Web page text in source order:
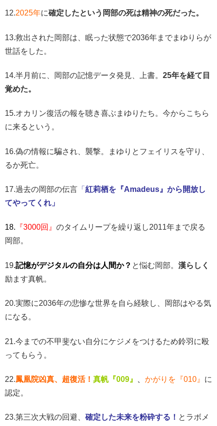
12.2025年に確定したという岡部の死は精神の死だった。
13.救出された岡部は、眠った状態で2036年までまゆりらが
世話をした。
14.半月前に、岡部の記憶データ発見、上書。 25年を経て目
覚めた。
15.オカリン復活の報を聴き喜ぶまゆりたち。今からこちら
に来るという。
16.偽の情報に騙され、襲撃。まゆりとフェイリスを守り、
るか死亡。
17.過去の岡部の伝言 「 紅莉栖を『Amadeus』から開放し
てやってくれ」
18. 『3000回』 のタイムリープを繰り返し2011年まで戻る
岡部。
19.記憶がデジタルの自分は人間か？ と悩む岡部。 漢らしく
励ます真帆。
20.実際に2036年の悲惨な世界を自ら経験し、岡部はやる気
になる。
21.今までの不甲斐ない自分にケジメをつけるため鈴羽に殴
ってもらう。
22.鳳凰院凶真、超復活！ 真帆『009』 かがりを『010』 に
認定。
23.第三次大戦の回避、 確定した未来を粉砕する！ とラボメ